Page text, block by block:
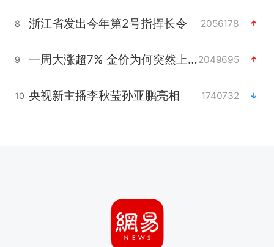
8 浙江省发出今年第2号指挥长令 2056178
9 一周大涨超7% 金价为何突然上涨2049695
10 央视新主播李秋莹孙亚鹏亮相 1740732